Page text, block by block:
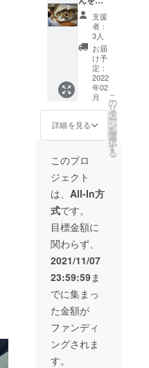
の照合
用に使
用しま
す）。
アカウ
ントを
お持ち
でない
方は
「な
し」と
い。
（こち
らは任
意で
す。）
※twitter
/Instagr
amアカ
ウント
をお持
ちの方
は、
twitter/I
nstagra
mの
ID/URL
もご記
載くだ
載くだ
さい
（昼飯
屋アカ
ウント
より
フォ
ローさ
せてい
ただき
ま
す）。
案内し
ます。
氏名は
グルー
プ参加
承認時
の照合
用に使
用しま
す）。
アカウ
ントを
お持ち
方は
「な
し」と
お書き
くださ
い。
※twitter
/Instagr
amアカ
ウント
をお持
ちの方
は、
twitter/I
nstagra
mの
ID/URL
もご記
おり安
全仕様
となっ
ており
ます）
・ゴム
ベラ
（先端
がやわ
いるの
で、お
力でも
使いや
すいで
す） ・
ピー
ラー
（持ち
手が滑
り止め
になっ
てい
て、握
りやす
いで
す） ・
マッ
シャー
（握り
ローさ
せてい
ただき
す）。
ます。
氏名は
グルー
プ参加
承認時
の照合
用に使
用しま
す）。
アカウ
お持ち
でない
「な
お書き
くださ
※twitter
/Instagr
amアカ
ウント
をお持
ちの方
は、
twitter/I
nstagra
mの
ID/URL
もご記
載くだ
は、日
本国内
となり
ます。
※人数制
限は10
名様ま
で。 ＜
レトル
トカ
成後に
お届け
トルト
20食
（海苔
カレー
10食、
チキン
カレー
10食）
・昼飯
屋オリ
ジナル
ステッ
カー1枚
＜完成
までの
プロセ
＜完成
までの
プロセ
スを公
開・共
有＞ ・
支援者
限定
facebo
okグ
ループ
へご招
考欄
（任
意）に
「faceb
ookの登
録氏名
（フル
ネー
をご記
載くだ
さい
（非公
開グ
ループ
への招
1日1食
まで、
店内飲
食のみ
（テイ
クアウ
ト不
可） ・
昼飯屋
のグラ
ンドメ
ニュー
（チキ
ン、
キー
マ、海
苔チキ
ン、各
種あい
がけ）
が食べ
放題
（※期間
限定カ
レーは
対象外
となり
ます）
・トッ
ピング
は別途
べる券
＋レト
ルトカ
レー20
食コー
んちゃ
んを呼
べる券
プロの
料理人
「しん
ちゃ
ん」を
一日呼
べる券
です。
美味し
い料理
をふる
まいま
す。 ※
日時・
場所・
内容等
は事前
に応相
談。会
場や食
材およ
びしん
支援
者：
3人
お届
け予
定：
2022
年02
月
詳細を見る
こ
の
リ
タ
ー
ン
を
選
択
す
る
このプロ
ジェクト
は、 All-In方
式です。
目標金額に
関わらず、
2021/11/07
23:59:59ま
でに集まっ
た金額が
ファンディ
ングされま
す。